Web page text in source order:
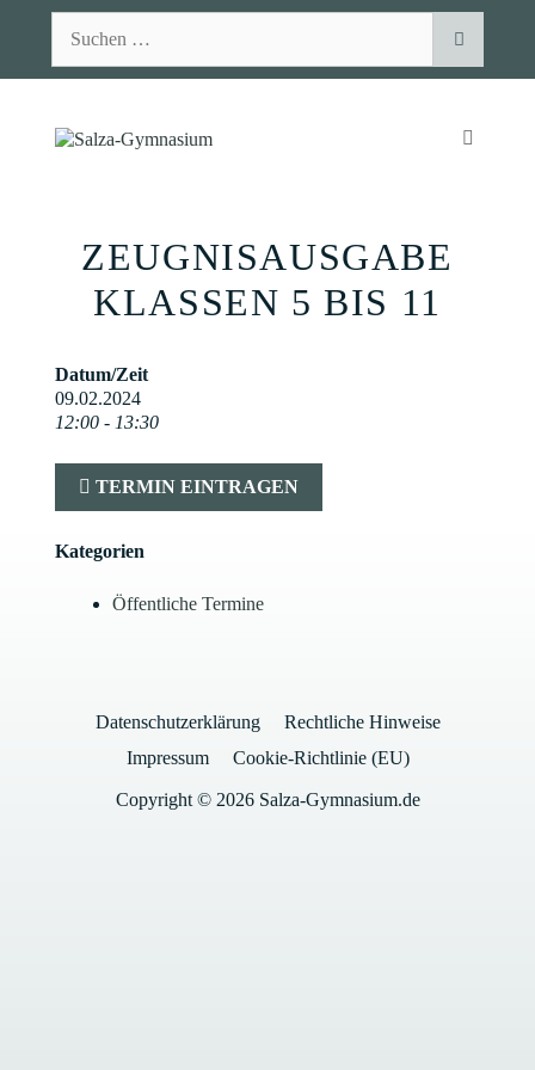
nach:
ZEUGNISAUSGABE
KLASSEN 5 BIS 11
Datum/Zeit
09.02.2024
12:00 - 13:30
TERMIN EINTRAGEN
Kategorien
Öffentliche Termine
Datenschutzerklärung
Rechtliche Hinweise
Impressum
Cookie-Richtlinie (EU)
Copyright © 2026 Salza-Gymnasium.de